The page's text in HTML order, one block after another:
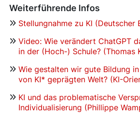
Weiterführende Infos
Stellungnahme zu KI (Deutscher
Video: Wie verändert ChatGPT
in der (Hoch-) Schule? (Thomas
Wie gestalten wir gute Bildung
von KI* geprägten Welt? (KI-
KI und das problematische
Individualisierung (Phillippe